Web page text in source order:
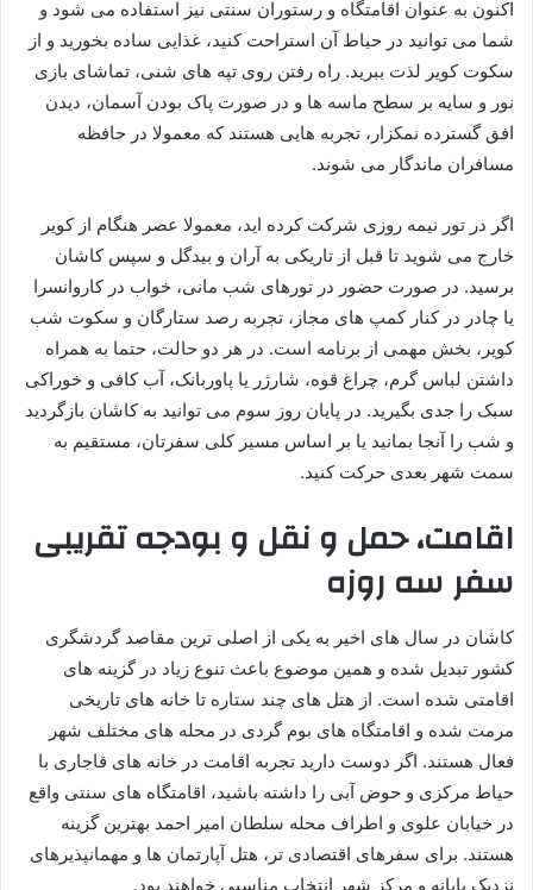
اکنون به عنوان اقامتگاه و رستوران سنتی نیز استفاده می شود و
شما می توانید در حیاط آن استراحت کنید، غذایی ساده بخورید و از
سکوت کویر لذت ببرید. راه رفتن روی تپه های شنی، تماشای بازی
نور و سایه بر سطح ماسه ها و در صورت پاک بودن آسمان، دیدن
افق گسترده نمکزار، تجربه هایی هستند که معمولا در حافظه
مسافران ماندگار می شوند.
اگر در تور نیمه روزی شرکت کرده اید، معمولا عصر هنگام از کویر
خارج می شوید تا قبل از تاریکی به آران و بیدگل و سپس کاشان
برسید. در صورت حضور در تورهای شب مانی، خواب در کاروانسرا
یا چادر در کنار کمپ های مجاز، تجربه رصد ستارگان و سکوت شب
کویر، بخش مهمی از برنامه است. در هر دو حالت، حتما به همراه
داشتن لباس گرم، چراغ قوه، شارژر یا پاوربانک، آب کافی و خوراکی
سبک را جدی بگیرید. در پایان روز سوم می توانید به کاشان بازگردید
و شب را آنجا بمانید یا بر اساس مسیر کلی سفرتان، مستقیم به
سمت شهر بعدی حرکت کنید.
اقامت، حمل و نقل و بودجه تقریبی
سفر سه روزه
کاشان در سال های اخیر به یکی از اصلی ترین مقاصد گردشگری
کشور تبدیل شده و همین موضوع باعث تنوع زیاد در گزینه های
اقامتی شده است. از هتل های چند ستاره تا خانه های تاریخی
مرمت شده و اقامتگاه های بوم گردی در محله های مختلف شهر
فعال هستند. اگر دوست دارید تجربه اقامت در خانه های قاجاری با
حیاط مرکزی و حوض آبی را داشته باشید، اقامتگاه های سنتی واقع
در خیابان علوی و اطراف محله سلطان امیر احمد بهترین گزینه
هستند. برای سفرهای اقتصادی تر، هتل آپارتمان ها و مهمانپذیرهای
نزدیک پایانه و مرکز شهر انتخاب مناسبی خواهند بود.